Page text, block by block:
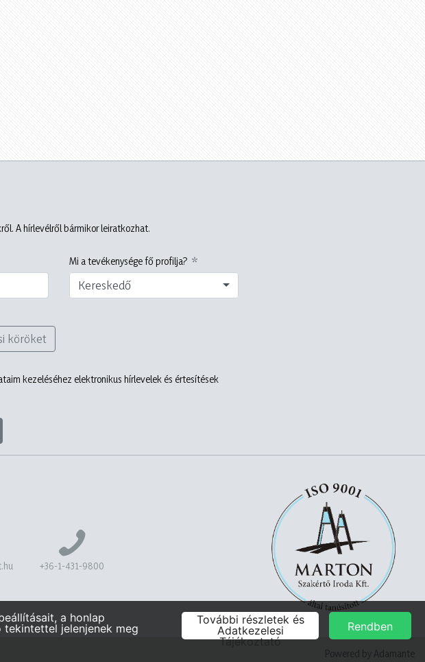
A hírlevélről bármikor leiratkozhat.
Mi a tevékenysége fő profilja?
Kereskedő
köröket
kezeléséhez elektronikus hírlevelek és értesítések
+36-1-431-9800
Powered by Adamante